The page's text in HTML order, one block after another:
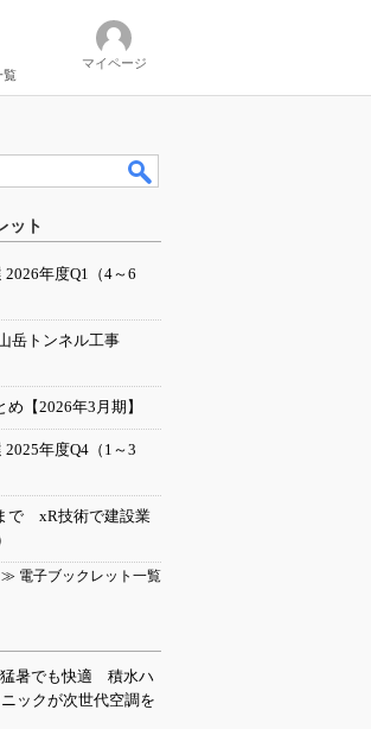
覧
マイページ
ット
2026年度Q1（4～6
岳トンネル工事
【2026年3月期】
2025年度Q4（1～3
で xR技術で建設業
≫ 電子ブックレット一覧
猛暑でも快適 積水ハ
ックが次世代空調を